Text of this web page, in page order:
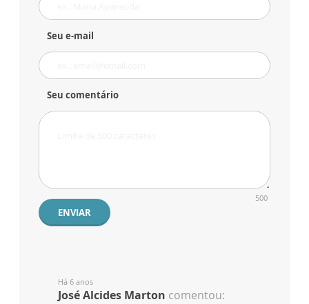
Seu e-mail
Seu comentário
500
ENVIAR
Há 6 anos
José Alcides Marton comentou: